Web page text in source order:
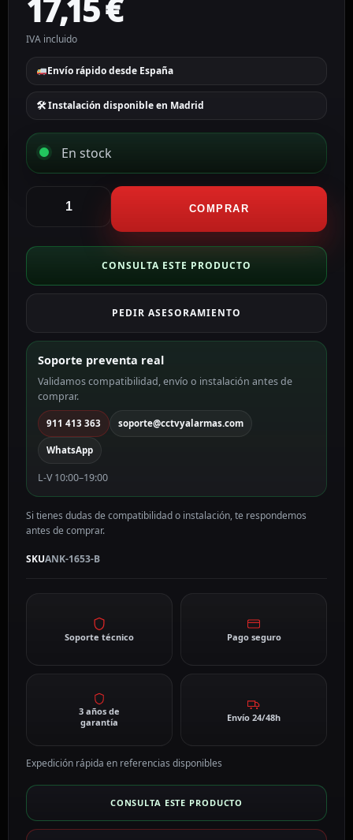
17,15€
IVA incluido
Envío rápido desde España
🛠 Instalación disponible en Madrid
En stock
bank
5000mAh
color
ANK-
1653-
cantidad
COMPRAR
CONSULTA ESTE PRODUCTO
PEDIR ASESORAMIENTO
Soporte preventa real
Validamos compatibilidad, envío o instalación antes de
comprar.
911 413 363 soporte@cctvyalarmas.com
WhatsApp
L-V 10:00–19:00
Si tienes dudas de compatibilidad o instalación, te respondemos
antes de comprar.
SKUANK-1653-B
Soporte técnico Pago seguro
3 años de
garantía
Envío 24/48h
Expedición rápida en referencias disponibles
CONSULTA ESTE PRODUCTO